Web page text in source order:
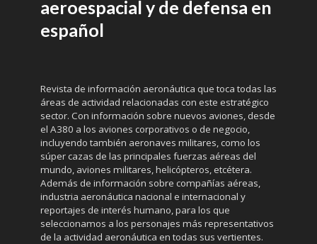
aeroespacial y de defensa en
español
Revista de información aeronáutica que toca todas las
áreas de actividad relacionadas con este estratégico
sector. Con información sobre nuevos aviones, desde
el A380 a los aviones corporativos o de negocio,
incluyendo también aeronaves militares, como los
súper cazas de las principales fuerzas aéreas del
mundo, aviones militares, helicópteros, etcétera.
Además de información sobre compañías aéreas,
industria aeronáutica nacional e internacional y
reportajes de interés humano, para los que
seleccionamos a los personajes más representativos
de la actividad aeronáutica en todas sus vertientes.